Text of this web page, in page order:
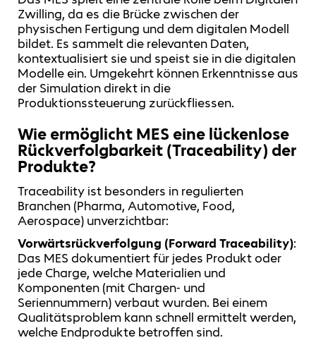
Zwilling, da es die Brücke zwischen der
physischen Fertigung und dem digitalen Modell
bildet. Es sammelt die relevanten Daten,
kontextualisiert sie und speist sie in die digitalen
Modelle ein. Umgekehrt können Erkenntnisse aus
der Simulation direkt in die
Produktionssteuerung zurückfliessen.
Wie ermöglicht MES eine lückenlose
Rückverfolgbarkeit (Traceability) der
Produkte?
Traceability ist besonders in regulierten
Branchen (Pharma, Automotive, Food,
Aerospace) unverzichtbar:
Vorwärtsrückverfolgung (Forward Traceability):
Das MES dokumentiert für jedes Produkt oder
jede Charge, welche Materialien und
Komponenten (mit Chargen- und
Seriennummern) verbaut wurden. Bei einem
Qualitätsproblem kann schnell ermittelt werden,
welche Endprodukte betroffen sind.